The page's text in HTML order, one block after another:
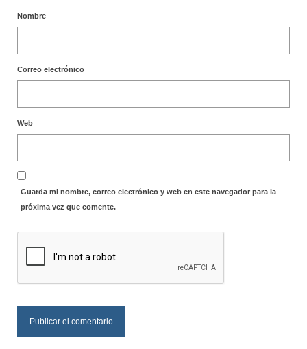
Nombre
Correo electrónico
Web
Guarda mi nombre, correo electrónico y web en este navegador para la
próxima vez que comente.